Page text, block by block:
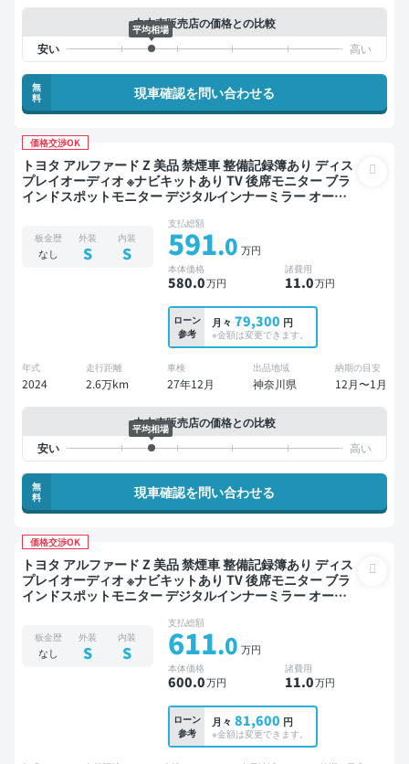
中古車販売店の価格との比較
平均相場
無
料
現車確認を問い合わせる
価格交渉OK
トヨタ アルファード Z 美品 禁煙車 整備記録簿あり ディス
プレイオーディオ ※ナビキットあり TV 後席モニター ブラ
インドスポットモニター デジタルインナーミラー オート
ックドア バックモニター 全方位カメラ 衝突軽減 両側電動
スライドドア 7人乗り
板金歴
なし
外装
S
内装
S
支払総額
591.0 万円
本体価格
580.0万円
諸費用
11.0万円
ローン
参考
月々 79,300 円
※金額は変更できます。
年式
2024
走行距離
2.6万km
車検
27年12月
出品地域
神奈川県
納期の目安
12月〜1月
中古車販売店の価格との比較
平均相場
無
料
現車確認を問い合わせる
価格交渉OK
トヨタ アルファード Z 美品 禁煙車 整備記録簿あり ディス
プレイオーディオ ※ナビキットあり TV 後席モニター ブラ
インドスポットモニター デジタルインナーミラー オート
モニター 全方位カメラ ドライブレコーダー 衝突軽減 両側
電動スライドドア 7人乗り
板金歴
なし
外装
S
内装
S
支払総額
611.0 万円
本体価格
600.0万円
諸費用
11.0万円
ローン
参考
月々 81,600 円
※金額は変更できます。